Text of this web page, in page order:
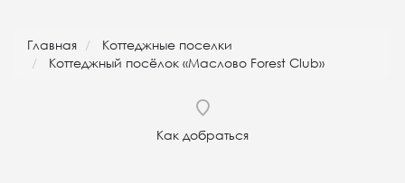
Главная
Коттеджные поселки
Коттеджный посёлок «Маслово Forest Club»
Как добраться